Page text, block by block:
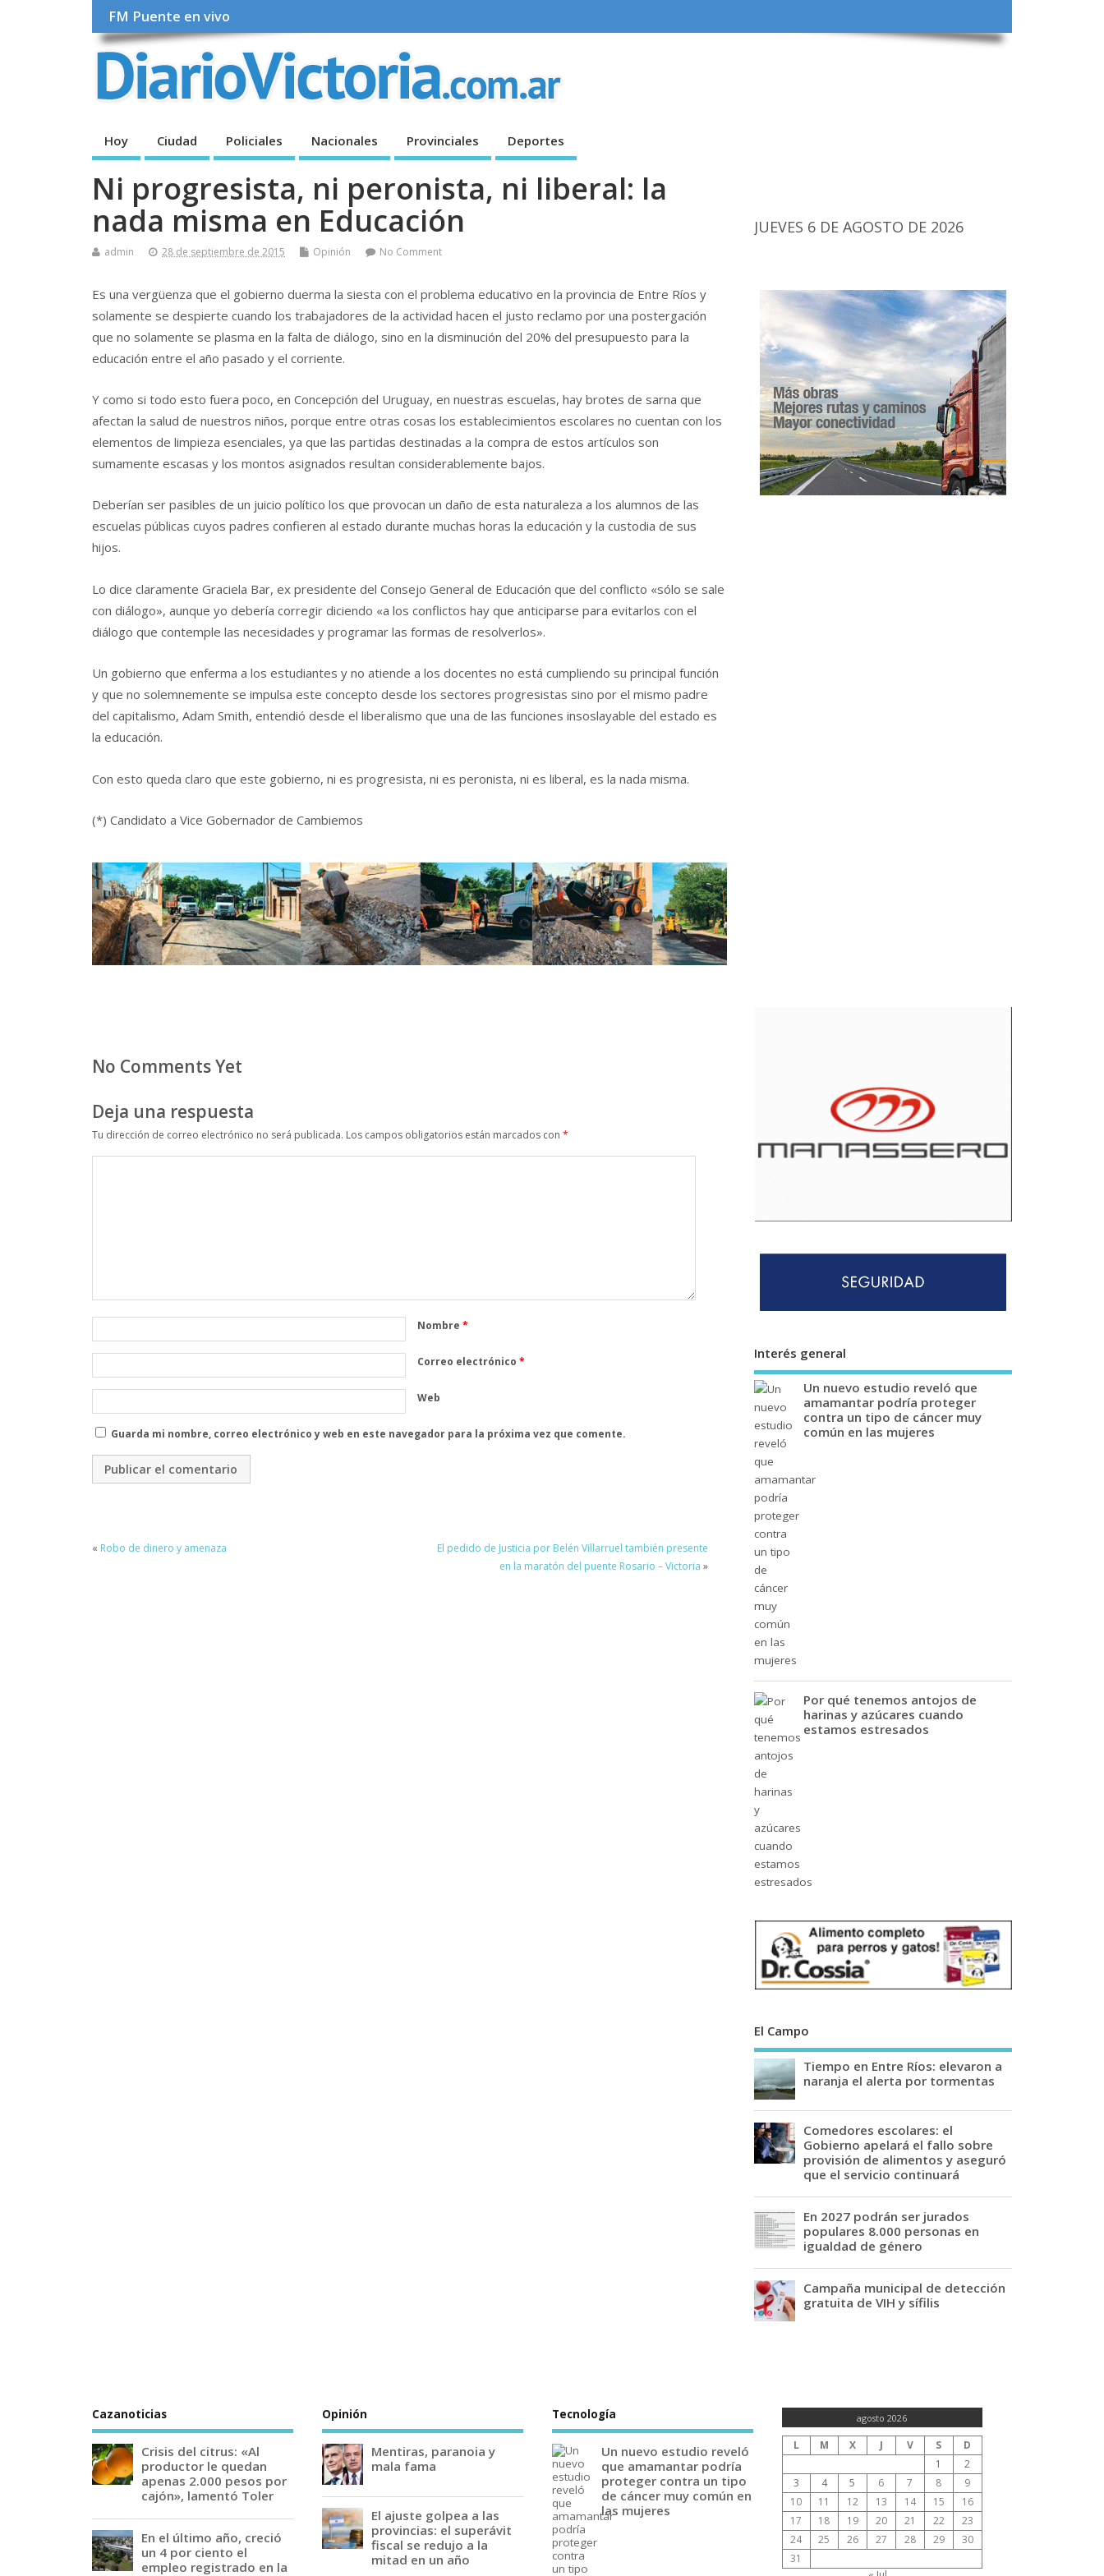
FM Puente en vivo
Hoy Ciudad Policiales Nacionales Provinciales Deportes
Ni progresista, ni peronista, ni liberal: la
nada misma en Educación
admin 28 de septiembre de 2015 Opinión No Comment
Es una vergüenza que el gobierno duerma la siesta con el problema educativo en la provincia de Entre Ríos y
solamente se despierte cuando los trabajadores de la actividad hacen el justo reclamo por una postergación
que no solamente se plasma en la falta de diálogo, sino en la disminución del 20% del presupuesto para la
educación entre el año pasado y el corriente.
Y como si todo esto fuera poco, en Concepción del Uruguay, en nuestras escuelas, hay brotes de sarna que
afectan la salud de nuestros niños, porque entre otras cosas los establecimientos escolares no cuentan con los
elementos de limpieza esenciales, ya que las partidas destinadas a la compra de estos artículos son
sumamente escasas y los montos asignados resultan considerablemente bajos.
Deberían ser pasibles de un juicio político los que provocan un daño de esta naturaleza a los alumnos de las
escuelas públicas cuyos padres confieren al estado durante muchas horas la educación y la custodia de sus
hijos.
Lo dice claramente Graciela Bar, ex presidente del Consejo General de Educación que del conflicto «sólo se sale
con diálogo», aunque yo debería corregir diciendo «a los conflictos hay que anticiparse para evitarlos con el
diálogo que contemple las necesidades y programar las formas de resolverlos».
Un gobierno que enferma a los estudiantes y no atiende a los docentes no está cumpliendo su principal función
y que no solemnemente se impulsa este concepto desde los sectores progresistas sino por el mismo padre
del capitalismo, Adam Smith, entendió desde el liberalismo que una de las funciones insoslayable del estado es
la educación.
Con esto queda claro que este gobierno, ni es progresista, ni es peronista, ni es liberal, es la nada misma.
(*) Candidato a Vice Gobernador de Cambiemos
No Comments Yet
Deja una respuesta
Tu dirección de correo electrónico no será publicada. Los campos obligatorios están marcados con *
Nombre *
Correo electrónico *
Web
Guarda mi nombre, correo electrónico y web en este navegador para la próxima vez que comente.
« Robo de dinero y amenaza
El pedido de Justicia por Belén Villarruel también presente
en la maratón del puente Rosario – Victoria »
JUEVES 6 DE AGOSTO DE 2026
Interés general
Un nuevo estudio reveló que
amamantar podría proteger
contra un tipo de cáncer muy
común en las mujeres
Por qué tenemos antojos de
harinas y azúcares cuando
estamos estresados
El Campo
Tiempo en Entre Ríos: elevaron a
naranja el alerta por tormentas
Comedores escolares: el
Gobierno apelará el fallo sobre
provisión de alimentos y aseguró
que el servicio continuará
En 2027 podrán ser jurados
populares 8.000 personas en
igualdad de género
Campaña municipal de detección
gratuita de VIH y sífilis
Cazanoticias
Crisis del citrus: «Al
productor le quedan
apenas 2.000 pesos por
cajón», lamentó Toler
En el último año, creció
un 4 por ciento el
empleo registrado en la
Opinión
Mentiras, paranoia y
mala fama
El ajuste golpea a las
provincias: el superávit
fiscal se redujo a la
mitad en un año
Tecnología
Un nuevo estudio reveló
que amamantar podría
proteger contra un tipo
de cáncer muy común en
las mujeres
agosto 2026
L M X J V S
D
1
2
3
4 5 6 7 8
9
10
11 12 13 14 15
16
17
18 19 20 21 22
23
24
25 26 27 28 29
30
31